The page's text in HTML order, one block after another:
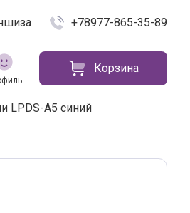
+78977-865-35-89
Корзина
LPDS-A5 синий
в корзину